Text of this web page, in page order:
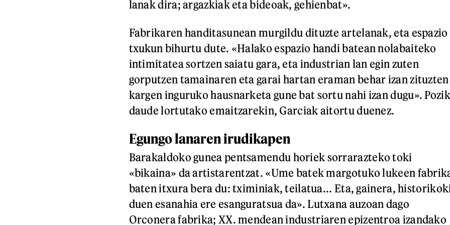
lanak dira; argazkiak eta bideoak, gehienbat».
Fabrikaren handitasunean murgildu dituzte artelanak, eta espazio
txukun bihurtu dute. «Halako espazio handi batean nolabaiteko
intimitatea sortzen saiatu gara, eta industrian lan egin zuten
gorputzen tamainaren eta garai hartan eraman behar izan zituzten
kargen inguruko hausnarketa gune bat sortu nahi izan dugu». Pozik
daude lortutako emaitzarekin, Garciak aitortu duenez.
Egungo lanaren irudikapen
Barakaldoko gunea pentsamendu horiek sorrarazteko toki
«bikaina» da artistarentzat. «Ume batek margotuko lukeen
baten itxura bera du: tximiniak, teilatua... Eta, gainera,
duen esanahia ere esanguratsua da». Lutxana auzoan dago
Orconera fabrika; XX. mendean industriaren epizentroa izandako